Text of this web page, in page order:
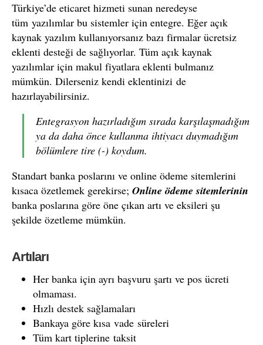
Türkiye’de eticaret hizmeti sunan neredeyse
tüm yazılımlar bu sistemler için entegre. Eğer açık
kaynak yazılım kullanıyorsanız bazı firmalar ücretsiz
eklenti desteği de sağlıyorlar. Tüm açık kaynak
yazılımlar için makul fiyatlara eklenti bulmanız
mümkün. Dilerseniz kendi eklentinizi de
hazırlayabilirsiniz.
Entegrasyon hazırladığım sırada karşılaşmadığım
ya da daha önce kullanma ihtiyacı duymadığım
bölümlere tire (-) koydum.
Standart banka poslarını ve online ödeme sitemlerini
kısaca özetlemek gerekirse; Online ödeme sitemlerinin
banka poslarına göre öne çıkan artı ve eksileri şu
şekilde özetleme mümkün.
Artıları
Her banka için ayrı başvuru şartı ve pos ücreti
olmaması.
Hızlı destek sağlamaları
Bankaya göre kısa vade süreleri
Tüm kart tiplerine taksit